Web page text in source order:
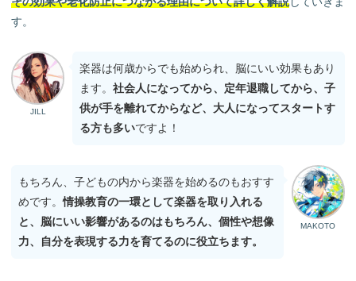
す。
JILL
楽器は何歳からでも始められ、脳にいい効果もあり
ます。社会人になってから、定年退職してから、子
供が手を離れてからなど、大人になってスタートす
る方も多いですよ！
MAKOTO
もちろん、子どもの内から楽器を始めるのもおすす
めです。情操教育の一環として楽器を取り入れる
と、脳にいい影響があるのはもちろん、個性や想像
力、自分を表現する力を育てるのに役立ちます。